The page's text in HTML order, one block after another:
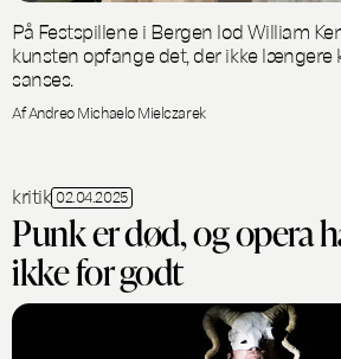
På Festspillene i Bergen lod William
kunsten opfange det, der ikke længere
sanses.
Af Andreo Michaelo Mielczarek
kritik 02.04.2025
Punk er død, og opera
ikke for godt